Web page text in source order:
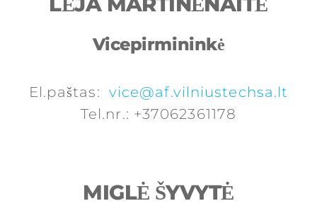
Vicepirmininkė
El.paštas: vice@af.vilniustechsa.lt
Tel.nr.: +37062361178
MIGLĖ ŠYVYTĖ